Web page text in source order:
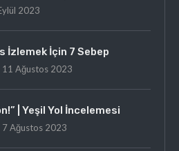
2023
İzlemek İçin 7 Sebep
11 Ağustos 2023
| Yeşil Yol İncelemesi
7 Ağustos 2023